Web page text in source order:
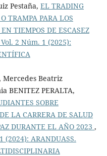
Pestaña, EL TRADING
TRAMPA PARA LOS
TIEMPOS DE ESCASEZ
2 Núm. 1 (2025):
Mercedes Beatriz
BENITEZ PERALTA,
SOBRE
LA CARRERA DE SALUD
DURANTE EL AÑO 2023 ,
(2024): ARANDUASS.